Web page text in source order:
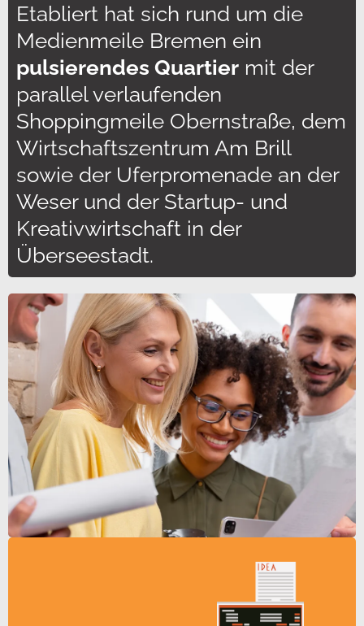
Etabliert hat sich rund um die
Medienmeile Bremen ein
pulsierendes Quartier mit der
parallel verlaufenden
Shoppingmeile Obernstraße, dem
Wirtschaftszentrum Am Brill
sowie der Uferpromenade an der
Weser und der Startup- und
Kreativwirtschaft in der
Überseestadt.